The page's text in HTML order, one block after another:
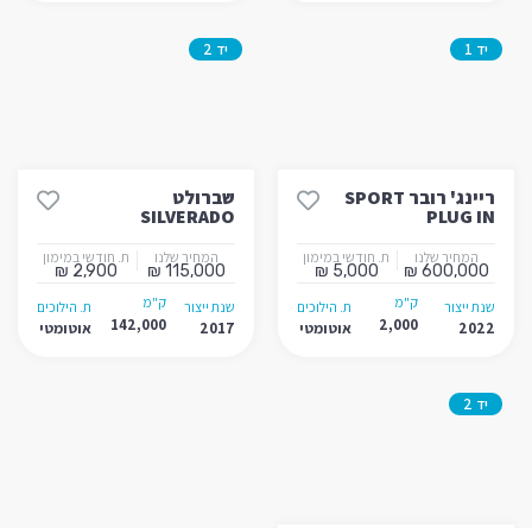
יד 1
ריינג' רובר SPORT
PLUG IN
המחיר שלנו
600,000 ₪
ת. חודשי במימון
5,000 ₪
שנת ייצור
2022
ק"מ
2,000
ת. הילוכים
אוטומטי
יד 2
שברולט
SILVERADO
המחיר שלנו
115,000 ₪
ת. חודשי במימון
2,900 ₪
שנת ייצור
2017
ק"מ
142,000
ת. הילוכים
אוטומטי
יד 2